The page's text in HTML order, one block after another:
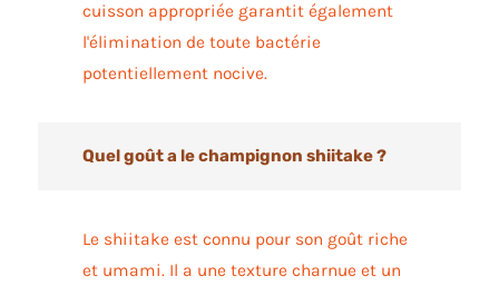
cuisson appropriée garantit également
l'élimination de toute bactérie
potentiellement nocive.
Quel goût a le champignon shiitake ?
Le shiitake est connu pour son goût riche
et umami. Il a une texture charnue et un